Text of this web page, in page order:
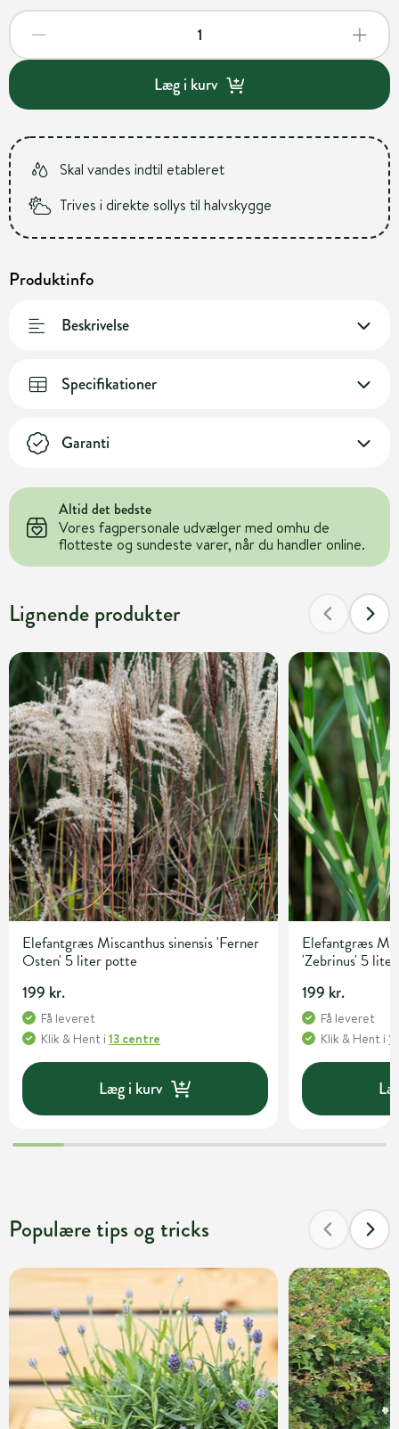
Læg i kurv
Skal vandes indtil etableret
Trives i direkte sollys til halvskygge
Produktinfo
Beskrivelse
Specifikationer
Garanti
Altid det bedste
Vores fagpersonale udvælger med omhu de
flotteste og sundeste varer, når du handler online.
Lignende produkter
Elefantgræs Miscanthus sinensis 'Ferner
Osten' 5 liter potte
199 kr.
Få leveret
Klik & Hent i 13 centre
Læg i kurv
Elefantgræs
'Zebrinus' 5
199 kr.
Få leveret
Klik & Hent i
Populære tips og tricks